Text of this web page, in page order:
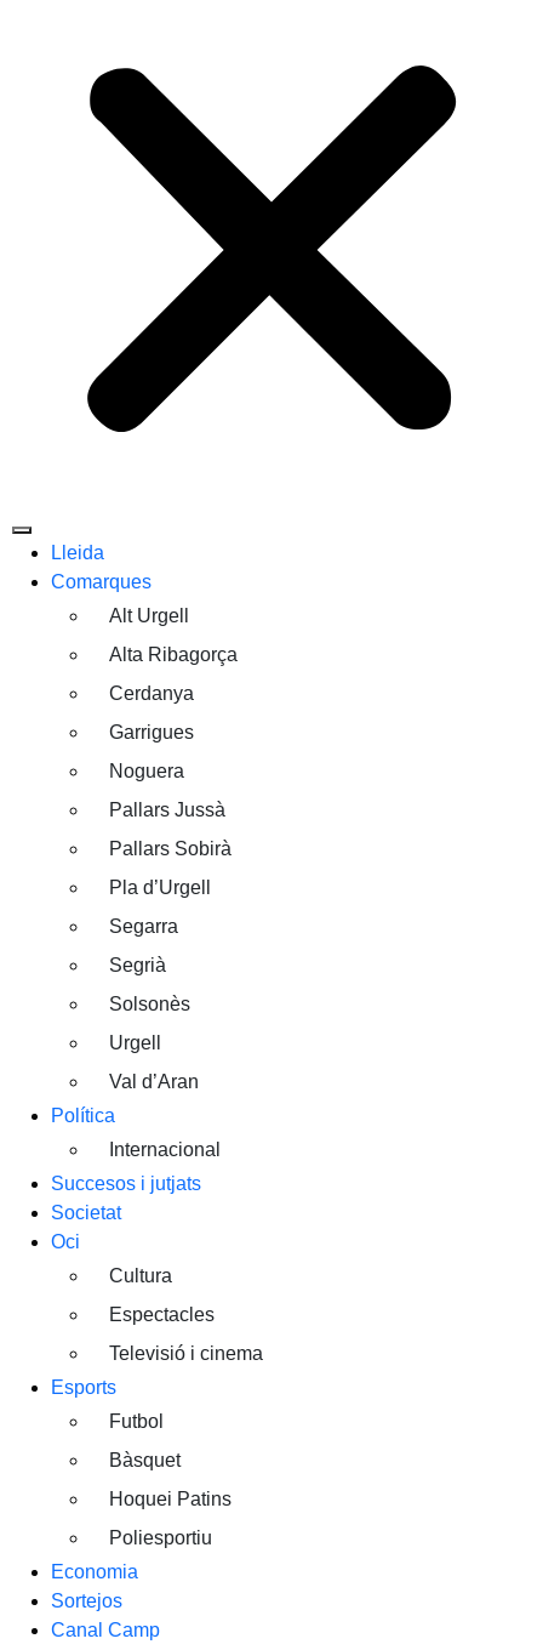
Lleida
Comarques
Alt Urgell
Alta Ribagorça
Cerdanya
Garrigues
Noguera
Pallars Jussà
Pallars Sobirà
Pla d’Urgell
Segarra
Segrià
Solsonès
Urgell
Val d’Aran
Política
Internacional
Succesos i jutjats
Societat
Oci
Cultura
Espectacles
Televisió i cinema
Esports
Futbol
Bàsquet
Hoquei Patins
Poliesportiu
Economia
Sortejos
Canal Camp